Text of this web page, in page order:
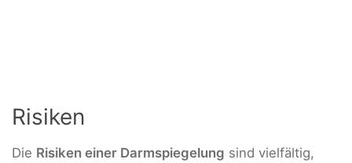
Risiken
Die Risiken einer Darmspiegelung sind vielfältig,